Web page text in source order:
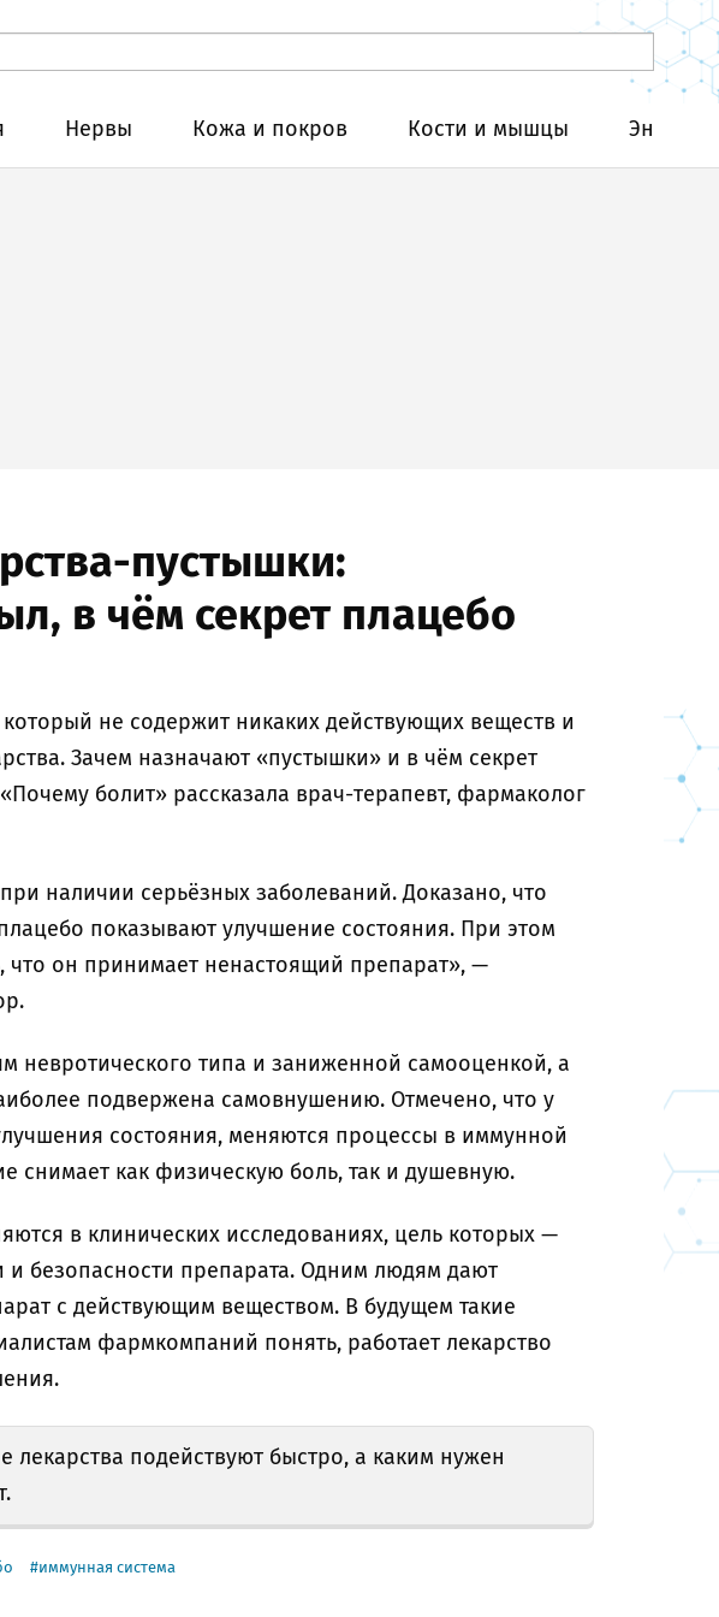
Нервы Кожа и покров Кости и мышцы
пустышки:
в чём секрет плацебо
не содержит никаких действующих веществ и
Зачем назначают «пустышки» и в чём секрет
болит» рассказала врач-терапевт, фармаколог
наличии серьёзных заболеваний. Доказано, что
показывают улучшение состояния. При этом
что он принимает ненастоящий препарат», —
невротического типа и заниженной самооценкой, а
подвержена самовнушению. Отмечено, что у
состояния, меняются процессы в иммунной
снимает как физическую боль, так и душевную.
в клинических исследованиях, цель которых —
и безопасности препарата. Одним людям дают
с действующим веществом. В будущем такие
фармкомпаний понять, работает лекарство
лекарства подействуют быстро, а каким нужен
иммунная система